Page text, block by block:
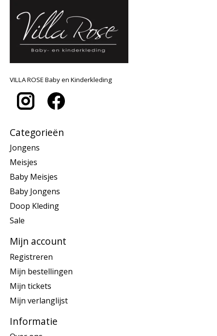
VILLA ROSE Baby en Kinderkleding
Categorieën
Jongens
Meisjes
Baby Meisjes
Baby Jongens
Doop Kleding
Sale
Mijn account
Registreren
Mijn bestellingen
Mijn tickets
Mijn verlanglijst
Informatie